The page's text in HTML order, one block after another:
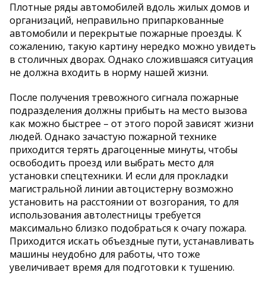
Плотные ряды автомобилей вдоль жилых домов и
организаций, неправильно припаркованные
автомобили и перекрытые пожарные проезды. К
сожалению, такую картину нередко можно увидеть
в столичных дворах. Однако сложившаяся ситуация
не должна входить в норму нашей жизни.
После получения тревожного сигнала пожарные
подразделения должны прибыть на место вызова
как можно быстрее – от этого порой зависят жизни
людей. Однако зачастую пожарной технике
приходится терять драгоценные минуты, чтобы
освободить проезд или выбрать место для
установки спецтехники. И если для прокладки
магистральной линии автоцистерну возможно
установить на расстоянии от возгорания, то для
использования автолестницы требуется
максимально близко подобраться к очагу пожара.
Приходится искать объездные пути, устанавливать
машины неудобно для работы, что тоже
увеличивает время для подготовки к тушению.